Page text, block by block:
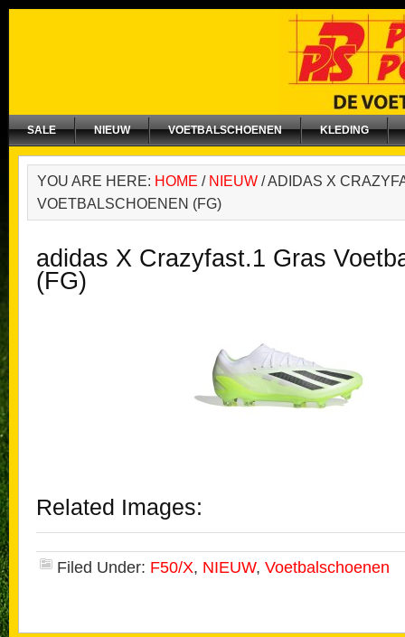
SALE NIEUW VOETBALSCHOENEN KLEDING
YOU ARE HERE: HOME / NIEUW /ADIDAS X
VOETBALSCHOENEN (FG)
adidas X Crazyfast.1 Gras
(FG)
Related Images:
Filed Under: F50/X, NIEUW, Voetbalschoenen